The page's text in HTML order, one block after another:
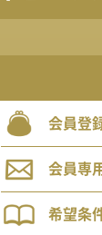
会員登
会員専
希望条